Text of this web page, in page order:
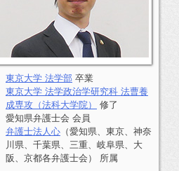
東京大学 法学部 卒業
東京大学 法学政治学研究科 法曹養
成専攻（法科大学院）
修了
愛知県弁護士会 会員
弁護士法人心 （愛知県、東京、神奈
川県、千葉県、三重、岐阜県、大
阪、京都各弁護士会） 所属